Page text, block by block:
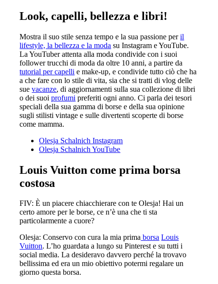
Look, capelli, bellezza e libri!
Mostra il suo stile senza tempo e la sua passione peril
lifestyle, la bellezza e la moda su Instagram e YouTube.
La YouTuber attenta alla moda condivide con i suoi
follower trucchi di moda da oltre 10 anni, a partire da
tutorial per capelli e make-up, e condivide tutto ciò che ha
a che fare con lo stile di vita, sia che si tratti di vlog delle
suevacanze, di aggiornamenti sulla sua collezione di libri
o dei suoiprofumi preferiti ogni anno. Ci parla dei tesori
speciali della sua gamma di borse e della sua opinione
sugli stilisti vintage e sulle divertenti scoperte di borse
come mamma.
Olesja Schalnich Instagram
Olesja Schalnich YouTube
Louis Vuitton come prima borsa
costosa
FIV: È un piacere chiacchierare con te Olesja! Hai un
certo amore per le borse, ce n’è una che ti sta
particolarmente a cuore?
Olesja: Conservo con cura la mia prima borsa Louis
Vuitton. L’ho guardata a lungo su Pinterest e su tutti i
social media. La desideravo davvero perché la trovavo
bellissima ed era un mio obiettivo potermi regalare un
giorno questa borsa.